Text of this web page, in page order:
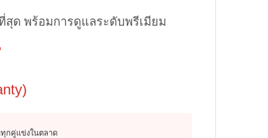
ด พร้อมการดูแลระดับพรีเมียม
กคู่แข่งในตลาด